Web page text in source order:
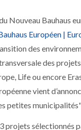
Nouveau Bauhaus
Européen |
des
des
Life ou encore
vient
petites
sélectionnés